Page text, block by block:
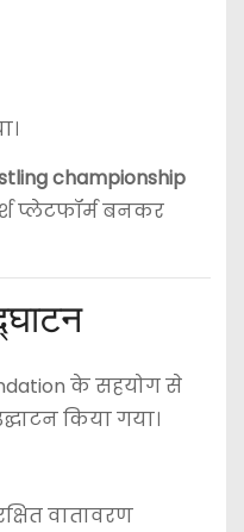
championship
प्लेटफॉर्म बनकर
के सहयोग से
किया गया।
वातावरण